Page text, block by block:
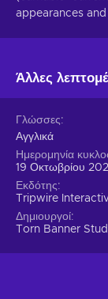
appearances
Άλλες
Γλώσσες
Αγγλικά
Ημερομηνία
19 Οκτωβρίου
Εκδότης
Tripwire
Δημιουργοί
Torn Banner